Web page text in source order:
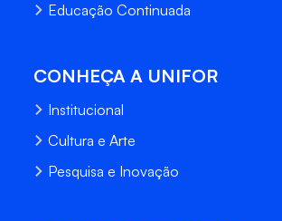
Educação Continuada
CONHEÇA A UNIFOR
Institucional
Cultura e Arte
Pesquisa e Inovação